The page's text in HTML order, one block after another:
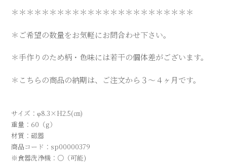
＊＊＊＊＊＊＊＊＊＊＊＊＊＊＊＊＊＊＊＊＊＊＊＊
＊ご希望の数量をお気軽にお問合わせ下さい。
＊手作りのため柄・色味には若干の個体差がございます。
＊こちらの商品の納期は、ご注文から３～４ヶ月です。
サイズ：φ8.3×H2.5(㎝)
重量：60（g）
材質：磁器
商品コード：sp00000379
※食器洗浄機：○（可能)